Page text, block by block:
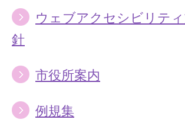
ウェブアクセシビリテ
針
市役所案内
例規集